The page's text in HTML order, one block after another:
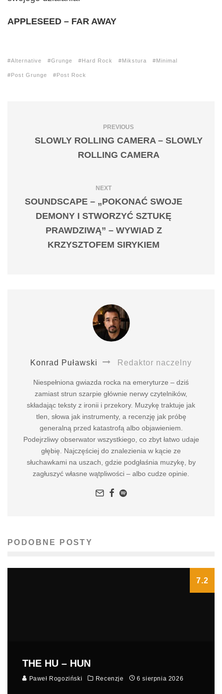
APPLESEED – FAR AWAY
Alternative Grunge Hard Rock Mikstura Minimal
Post Grunge Post Rock
PREVIOUS
SLOWLY ROLLING CAMERA – SLOWLY
ROLLING CAMERA
NEXT
SOUNDSCAPE – „POKONAĆ SWOJE
DEMONY I STWORZYĆ SZTUKĘ
PRAWDZIWĄ” – WYWIAD Z
KRZYSZTOFEM SIRYKIEM
Konrad Puławski Redaktor naczelny
Niespełniona gwiazda rocka na emeryturze – dziś
zamiast strun szarpie głównie nerwy czytelników,
składając teksty z ironii i przekory. Muzykę traktuje jak
tlen, słowa jak instrumenty, a recenzję jak próbę
generalną przed katastrofą albo objawieniem.
Podejrzliwy obserwator wszystkiego, co zbyt łatwo udaje
głębię. Najczęściej do znalezienia w kącie ze
słuchawkami na uszach, gdzie podgłaśnia muzykę, by
zagłuszyć własne wątpliwości – albo cudze opinie.
PODOBNE POSTY
7.2
THE HU – HUN
Paweł Rogoziński Recenzje 6 sierpnia 2026